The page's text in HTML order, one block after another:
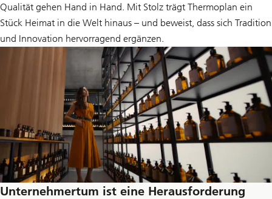
Qualität gehen Hand in Hand. Mit Stolz trägt Thermoplan ein
Stück Heimat in die Welt hinaus – und beweist, dass sich Tradition
und Innovation hervorragend ergänzen.
Unternehmertum ist eine Herausforderung